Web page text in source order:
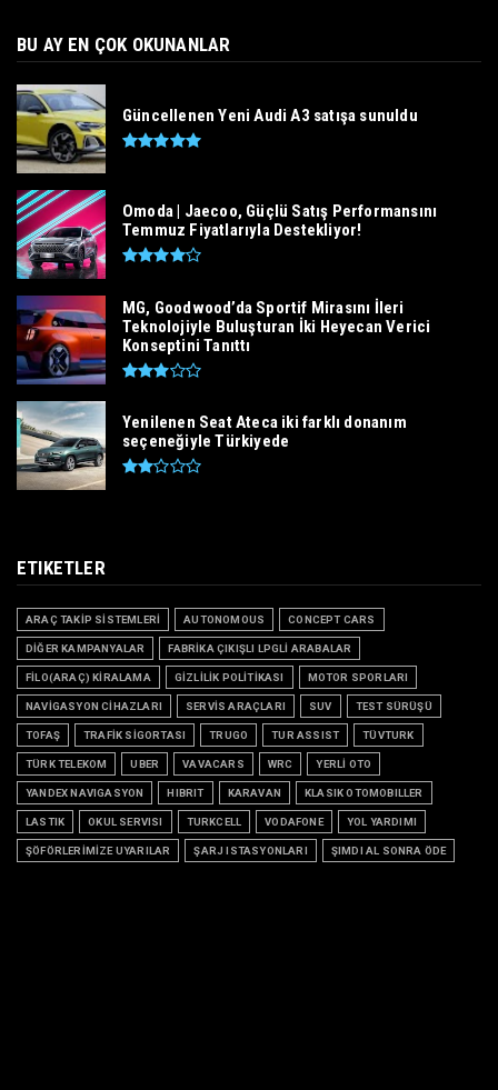
BU AY EN ÇOK OKUNANLAR
Güncellenen Yeni Audi A3 satışa sunuldu
Omoda | Jaecoo, Güçlü Satış Performansını
Temmuz Fiyatlarıyla Destekliyor!
MG, Goodwood’da Sportif Mirasını İleri
Teknolojiyle Buluşturan İki Heyecan Verici
Konseptini Tanıttı
Yenilenen Seat Ateca iki farklı donanım
seçeneğiyle Türkiyede
ETIKETLER
ARAÇ TAKİP SİSTEMLERİ AUTONOMOUS CONCEPT CARS
DİĞER KAMPANYALAR FABRİKA ÇIKIŞLI LPGLİ ARABALAR
FİLO(ARAÇ) KİRALAMA GİZLİLİK POLİTİKASI MOTOR SPORLARI
NAVİGASYON CİHAZLARI SERVİS ARAÇLARI SUV TEST SÜRÜŞÜ
TOFAŞ TRAFİK SİGORTASI TRUGO TUR ASSIST TÜVTURK
TÜRK TELEKOM UBER VAVACARS WRC YERLİ OTO
YANDEX NAVIGASYON HIBRIT KARAVAN KLASIK OTOMOBILLER
LASTIK OKUL SERVISI TURKCELL VODAFONE YOL YARDIMI
ŞÖFÖRLERİMİZE UYARILAR ŞARJ ISTASYONLARI ŞIMDI AL SONRA ÖDE